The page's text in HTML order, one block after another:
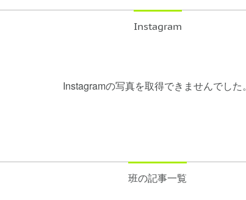
Instagram
Instagramの写真を取得できませんでした。
班の記事一覧